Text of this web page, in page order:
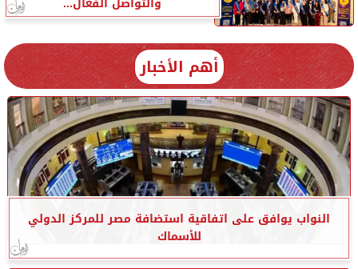
أهم الأخبار
النواب يوافق على اتفاقية استضافة مصر للمركز الدولي
للأسماك